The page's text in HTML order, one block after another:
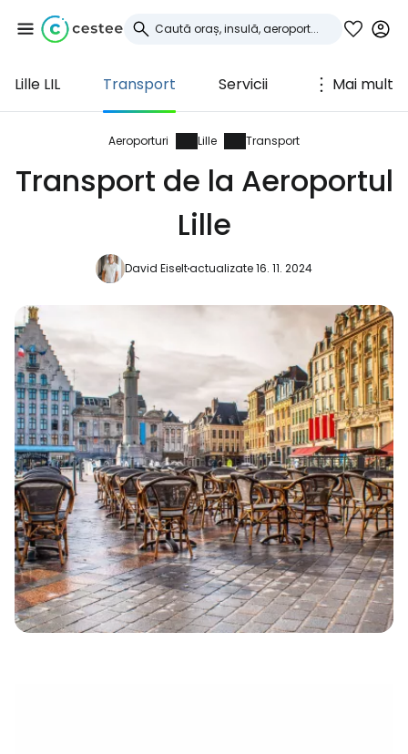
Lille LIL Transport Servicii Mai mult
Aeroporturi Lille Transport
Transport de la Aeroportul
Lille
David Eiseltactualizate 16. 11. 2024
Conectați-vă la
Cestee
... comunitatea mondială a călătorilor
Continuați cu Facebook
Continuați cu e-mailul